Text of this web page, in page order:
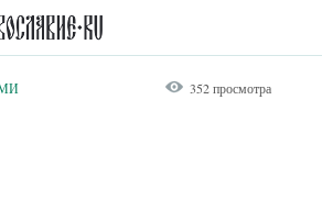
352 просмотра